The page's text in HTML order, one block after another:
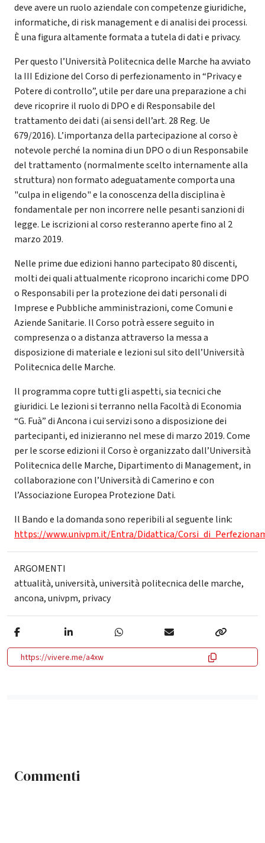
deve avere un ruolo aziendale con competenze giuridiche,
informatiche, di risk management e di analisi dei processi.
È una figura altamente formata a tutela di dati e privacy.
Per questo l’Università Politecnica delle Marche ha avviato
la III Edizione del Corso di perfezionamento in “Privacy e
Potere di controllo”, utile per dare una preparazione a chi
deve ricoprire il ruolo di DPO e di Responsabile del
trattamento dei dati (ai sensi dell’art. 28 Reg. Ue
679/2016). L’importanza della partecipazione al corso è
notevole perché la nomina di un DPO o di un Responsabile
del trattamento (normalmente scelto internamente alla
struttura) non formato adeguatamente comporta una
"culpa in eligendo" e la conoscenza della disciplina è
fondamentale per non incorrere nelle pesanti sanzioni di
legge. Le iscrizioni al corso resteranno aperte fino al 2
marzo 2019.
Nelle prime due edizioni hanno partecipato 80 discenti,
molti dei quali attualmente ricoprono incarichi come DPO
o Responsabili per la protezione dei dati personali di
Imprese e Pubbliche amministrazioni, come Comuni e
Aziende Sanitarie. Il Corso potrà essere seguito in
compresenza o a distanza attraverso la messa a
disposizione di materiale e lezioni sul sito dell’Università
Politecnica delle Marche.
Il programma copre tutti gli aspetti, sia tecnici che
giuridici. Le lezioni si terranno nella Facoltà di Economia
“G. Fuà” di Ancona i cui servizi sono a disposizione dei
partecipanti, ed inizieranno nel mese di marzo 2019. Come
per le scorse edizioni il Corso è organizzato dall’Università
Politecnica delle Marche, Dipartimento di Management, in
collaborazione con l’Università di Camerino e con
l’Associazione Europea Protezione Dati.
Il Bando e la domanda sono reperibili al seguente link:
https://www.univpm.it/Entra/Didattica/
ARGOMENTI
attualità,università,università politecnica delle marche,
ancona,univpm, privacy
https://vivere.me/a4xw
Commenti